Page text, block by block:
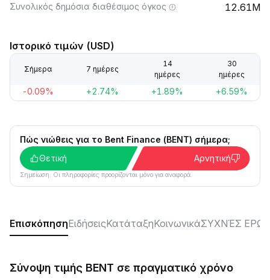
Συνολικός δημόσια διαθέσιμος όγκος 12.61M
Ιστορικό τιμών (USD)
Σήμερα 7 ημέρες
14
ημέρες
30
ημέρες
-0.09% +2.74% +1.89% +6.59%
Πώς νιώθεις για το Bent Finance (BENT) σήμερα;
Θετική
Αρνητική
Σημείωση: Οι πληροφορίες προορίζονται μόνο για αναφορά.
ΕπισκόπησηΕιδήσειςΚατάταξηΚοινωνικάΣΥΧΝΈΣ
Σύνοψη τιμής BENT σε πραγματικό χρόνο